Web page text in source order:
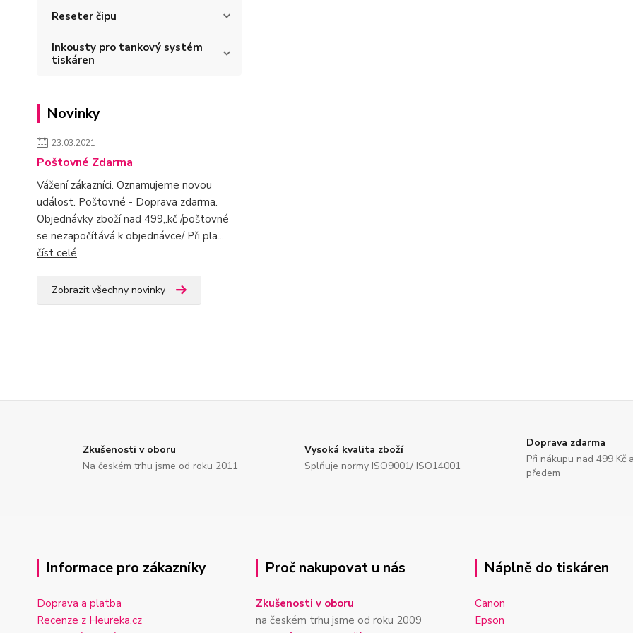
Reseter čipu
Inkousty pro tankový systém
tiskáren
Novinky
23.03.2021
Poštovné Zdarma
Vážení zákazníci. Oznamujeme novou
událost. Poštovné - Doprava zdarma.
Objednávky zboží nad 499,.kč /poštovné
se nezapočítává k objednávce/ Při pla...
číst celé
Zobrazit všechny novinky
Zkušenosti v oboru
Na českém trhu jsme od roku 2011
Vysoká kvalita zboží
Splňuje normy ISO9001/ ISO14001
Doprava zdarma
Při nákupu nad 499 Kč
předem
Informace pro zákazníky
Doprava a platba
Recenze z Heureka.cz
Proč nakupovat u nás
Zkušenosti v oboru
na českém trhu jsme od roku 2009
Náplně do tiskáren
Canon
Epson